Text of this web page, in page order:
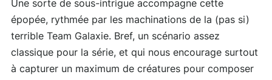
Une sorte de sous-intrigue accompagne cette
épopée, rythmée par les machinations de la (pas si)
terrible Team Galaxie. Bref, un scénario assez
classique pour la série, et qui nous encourage surtout
à capturer un maximum de créatures pour composer